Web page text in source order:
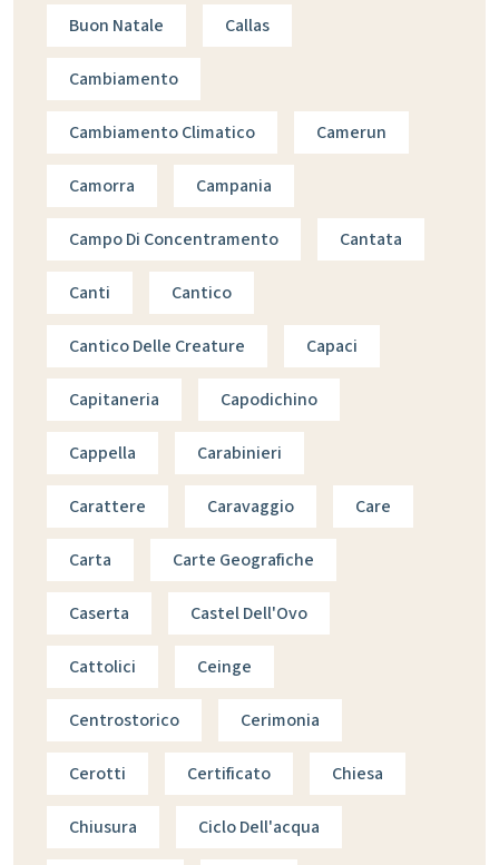
Buon Natale Callas
Cambiamento
Cambiamento Climatico Camerun
Camorra Campania
Campo Di Concentramento Cantata
Canti Cantico
Cantico Delle Creature Capaci
Capitaneria Capodichino
Cappella Carabinieri
Carattere Caravaggio Care
Carta Carte Geografiche
Caserta Castel Dell'Ovo
Cattolici Ceinge
Centrostorico Cerimonia
Cerotti Certificato Chiesa
Chiusura Ciclo Dell'acqua